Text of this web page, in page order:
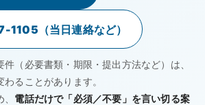
（当日連絡など）
件（必要書類・期限・提出方法など）は、
ることがあります。
電話だけで「必須／不要」を言い切る案